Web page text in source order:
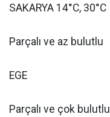
SAKARYA 14°C, 30°C
Parçalı ve az bulutlu
EGE
Parçalı ve çok